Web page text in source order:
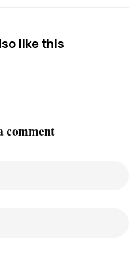
like this
comment